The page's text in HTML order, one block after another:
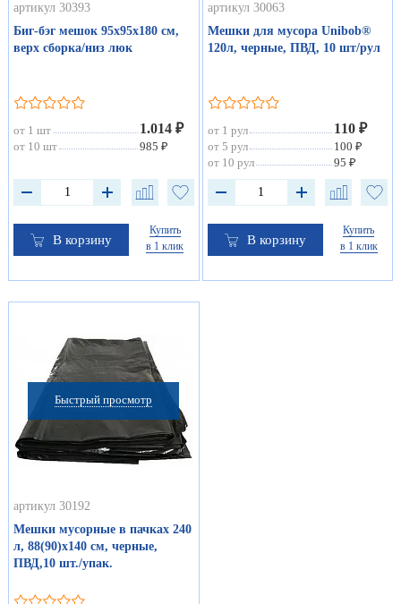
артикул 30393
Биг-бэг мешок 95х95х180 см,
верх сборка/низ люк
от 1 шт 1.014 ₽
от 10 шт 985 ₽
В корзину
Купить
в 1 клик
артикул 30063
Мешки для мусора Unibob®
120л, черные, ПВД, 10 шт/рул
от 1 рул 110 ₽
от 5 рул
100 ₽
от 10 рул
95 ₽
В корзину
Купить
в 1 клик
Быстрый просмотр
артикул 30192
Мешки мусорные в пачках 240
л, 88(90)х140 см, черные,
ПВД,10 шт./упак.